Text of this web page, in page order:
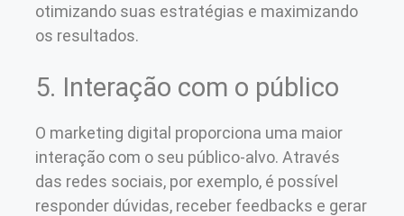
otimizando suas estratégias e maximizando
os resultados.
5. Interação com o público
O marketing digital proporciona uma maior
interação com o seu público-alvo. Através
das redes sociais, por exemplo, é possível
responder dúvidas, receber feedbacks e gerar